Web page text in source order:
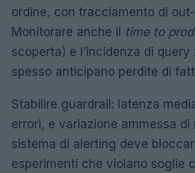
ordine, con tracciamento di
Monitorare anche il time to
scoperta) e l’incidenza di
spesso anticipano perdite di
Stabilire guardrail: latenza
errori, e variazione ammessa di
sistema di alerting deve
esperimenti che violano soglie